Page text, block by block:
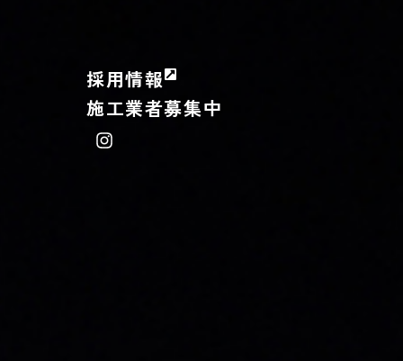
採用情報
施工業者募集中